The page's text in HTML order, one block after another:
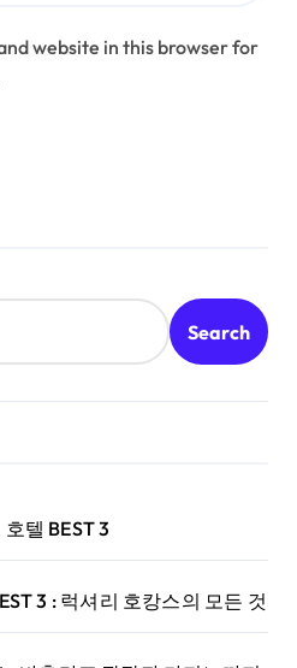
website in this browser for
Search
텔 BEST 3
3 : 럭셔리 호캉스의 모든 것